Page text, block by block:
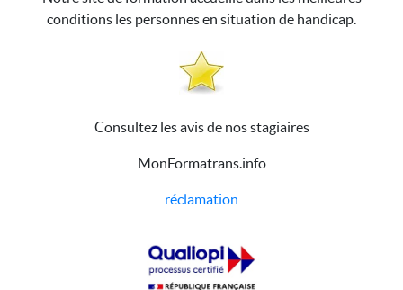
conditions les personnes en situation de handicap.
Consultez les avis de nos stagiaires
MonFormatrans.info
réclamation